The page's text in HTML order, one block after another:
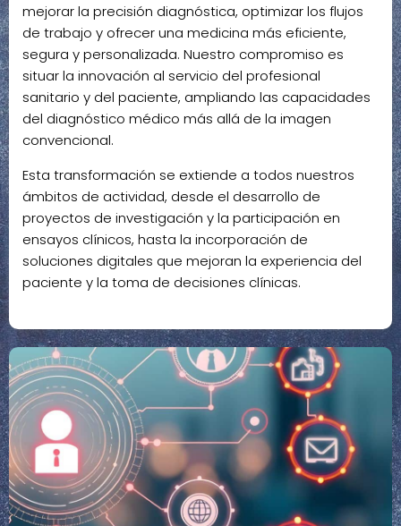
mejorar la precisión diagnóstica, optimizar los flujos
de trabajo y ofrecer una medicina más eficiente,
segura y personalizada. Nuestro compromiso es
situar la innovación al servicio del profesional
sanitario y del paciente, ampliando las capacidades
del diagnóstico médico más allá de la imagen
convencional.
Esta transformación se extiende a todos nuestros
ámbitos de actividad, desde el desarrollo de
proyectos de investigación y la participación en
ensayos clínicos, hasta la incorporación de
soluciones digitales que mejoran la experiencia del
paciente y la toma de decisiones clínicas.